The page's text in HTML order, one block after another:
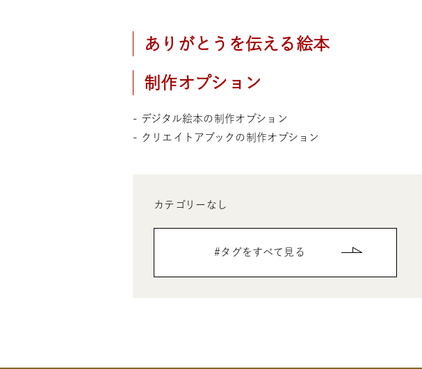
ありがとうを伝える絵本
制作オプション
- デジタル絵本の制作オプション
- クリエイトアブックの制作オプション
カテゴリーなし
タグをすべて見る